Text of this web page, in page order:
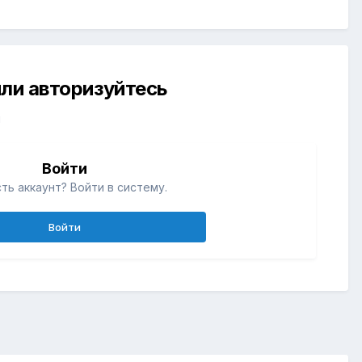
авторизуйтесь
Войти
аккаунт? Войти в систему.
Войти